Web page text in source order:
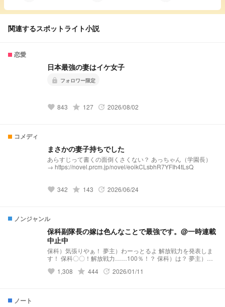
関連するスポットライト小説
恋愛
日本最強の妻はイケ女子
lock フォロワー限定
favorite 843 grade 127 update 2026/08/02
コメディ
まさかの妻子持ちでした
あらすじって書くの面倒くさくない？ あっちゃん（学園長）
→ https://novel.prcm.jp/novel/eoikCLsbhR7YFIh4tLsQ
favorite 342 grade 143 update 2026/06/24
ノンジャンル
保科副隊長の嫁は色んなことで最強です。@一時連載
中止中
保科）気張りやぁ！ 夢主）わーっとるよ 解放戦力を発表しま
す！ 保科〇〇！解放戦力……100％！？ 保科）は？ 夢主）な
や！おかしいんとちゃいます？？僕より強いの反則やろ……僕
favorite 1,308 grade 444 update 2026/01/11
ノート